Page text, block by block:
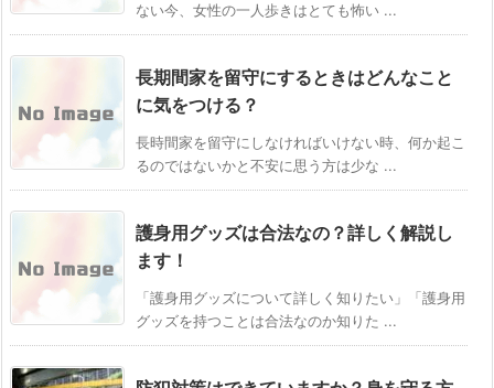
ない今、女性の一人歩きはとても怖い ...
長期間家を留守にするときはどんなこと
に気をつける？
長時間家を留守にしなければいけない時、何か起こ
るのではないかと不安に思う方は少な ...
護身用グッズは合法なの？詳しく解説し
ます！
「護身用グッズについて詳しく知りたい」「護身用
グッズを持つことは合法なのか知りた ...